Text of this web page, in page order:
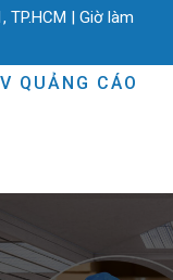
TP.HCM | Giờ làm